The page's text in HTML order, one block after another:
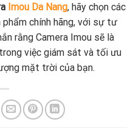
Imou Da Nang, hãy chọn các
chính hãng, với sự tư
rằng Camera Imou sẽ là
việc giám sát và tối ưu
mặt trời của bạn.